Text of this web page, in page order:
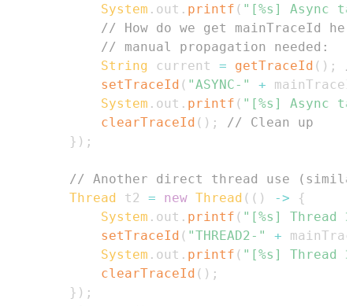
System . out . printf ( "[%s] Async
// How do we get mainTraceId
// manual propagation needed:
String current = getTraceId ( ) ;
setTraceId ( "ASYNC-" +
System . out . printf ( "[%s] Async
clearTraceId ( ) ;
// Clean up
} ) ;
// Another direct thread use
Thread t2 = new Thread ( ( ) ->
{
System . out . printf ( "[%s] Thread
setTraceId ( "THREAD2-" +
System . out . printf ( "[%s] Thread
clearTraceId ( ) ;
} ) ;